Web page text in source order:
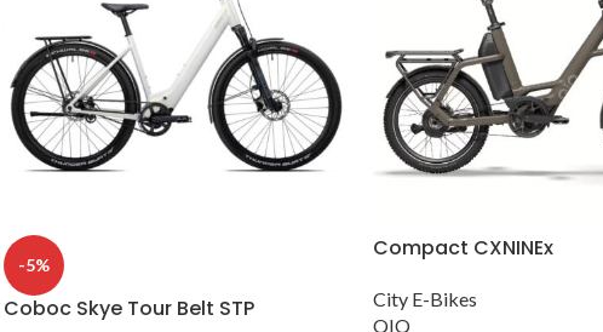
-5%
Coboc Skye Tour Belt STP
Compact CXNINEx
City E-Bikes
QIQ